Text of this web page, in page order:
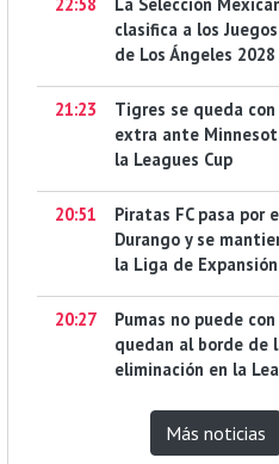
clasifica a los
de Los Ángeles 2028
21:23
Tigres se queda
extra ante
la Leagues Cup
20:51
Piratas FC pasa por
Durango y se
la Liga de Expansión
20:27
Pumas no puede
quedan al borde de
eliminación en la
Más noticias